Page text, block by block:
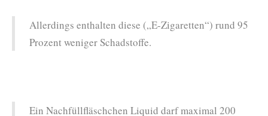
Allerdings enthalten diese („E-Zigaretten“) rund 95
Prozent weniger Schadstoffe.
Ein Nachfüllfläschchen Liquid darf maximal 200